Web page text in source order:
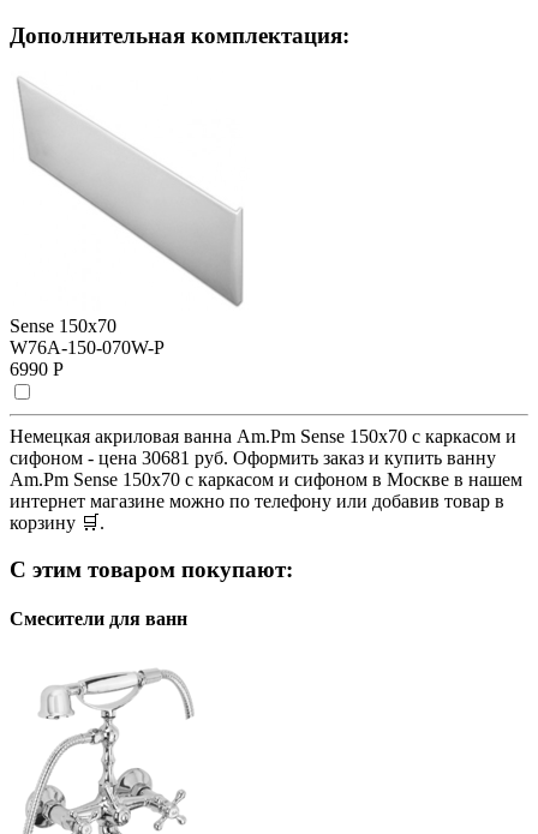
Дополнительная комплектация:
Sense 150х70
W76A-150-070W-P
6990 Р
Немецкая акриловая ванна Am.Pm Sense 150х70 с каркасом и
сифоном - цена 30681 руб. Оформить заказ и купить ванну
Am.Pm Sense 150х70 с каркасом и сифоном в Москве в нашем
интернет магазине можно по телефону или добавив товар в
корзину 🛒.
С этим товаром покупают:
Смесители для ванн